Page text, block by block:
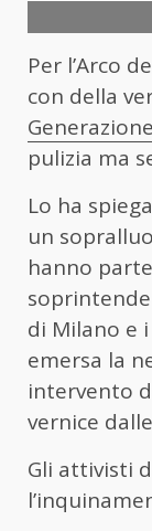
Per l’Arco
con della
Generazione
pulizia ma
Lo ha
un
hanno
di Milano e
emersa la
intervento
vernice
Gli attivisti